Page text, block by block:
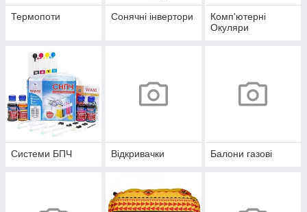
Термопоти Сонячні інвертори
Комп'ютерні
Окуляри
Системи БПЧ Відкривачки Балони газові